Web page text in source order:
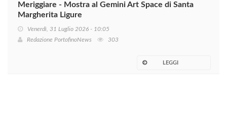
Meriggiare - Mostra al Gemini Art Space di Santa
Margherita Ligure
Venerdì, 31 Luglio 2026 - 10:05
Redazione PortofinoNews
303
LEGGI